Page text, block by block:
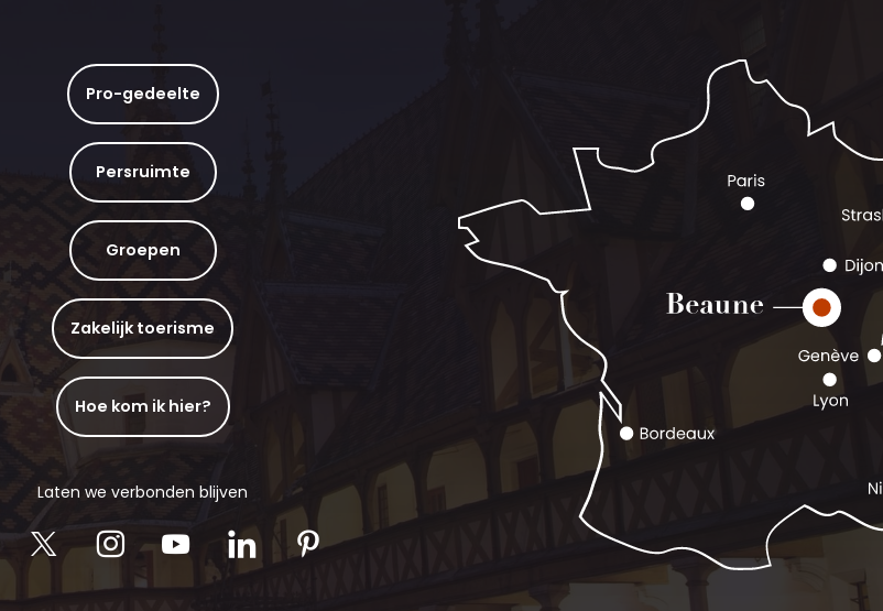
Pro-gedeelte
Persruimte
Groepen
Zakelijk toerisme
Hoe kom ik hier?
Laten we verbonden blijven